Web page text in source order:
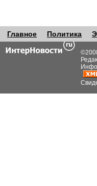
Главное Политика